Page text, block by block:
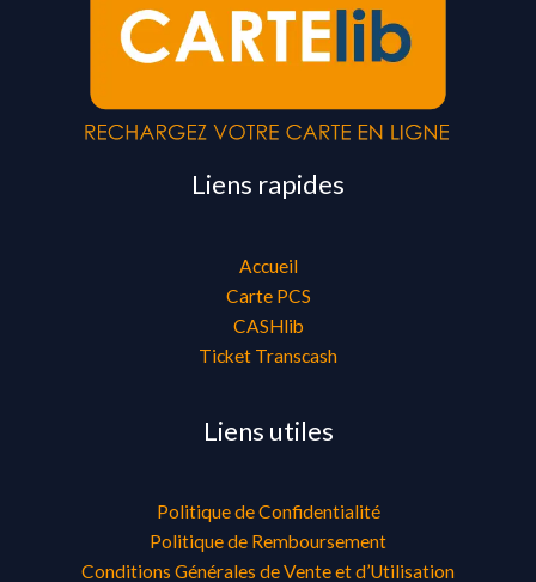
Liens rapides
Accueil
Carte PCS
CASHlib
Ticket Transcash
Liens utiles
Politique de Confidentialité
Politique de Remboursement
Conditions Générales de Vente et d’Utilisation